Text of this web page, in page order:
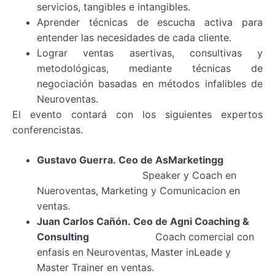
servicios, tangibles e intangibles.
Aprender técnicas de escucha activa para
entender las necesidades de cada cliente.
Lograr ventas asertivas, consultivas y
metodológicas, mediante técnicas de
negociación basadas en métodos infalibles de
Neuroventas.
El evento contará con los siguientes expertos
conferencistas.
Gustavo Guerra. Ceo de AsMarketingg
Speaker y Coach en
Nueroventas, Marketing y Comunicacion en
ventas.
Juan Carlos Cañón. Ceo de Agni Coaching &
Consulting Coach comercial con
enfasis en Neuroventas, Master inLeade y
Master Trainer en ventas.